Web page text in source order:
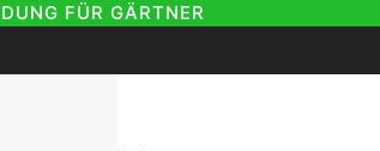
FÜR GÄRTNER